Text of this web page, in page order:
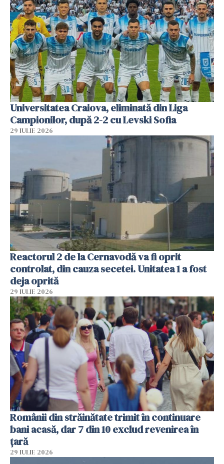
Universitatea Craiova, eliminată din Liga
Campionilor, după 2-2 cu Levski Sofia
29 IULIE 2026
Reactorul 2 de la Cernavodă va fi oprit
controlat, din cauza secetei. Unitatea 1 a fost
deja oprită
29 IULIE 2026
Românii din străinătate trimit în continuare
bani acasă, dar 7 din 10 exclud revenirea în
țară
29 IULIE 2026